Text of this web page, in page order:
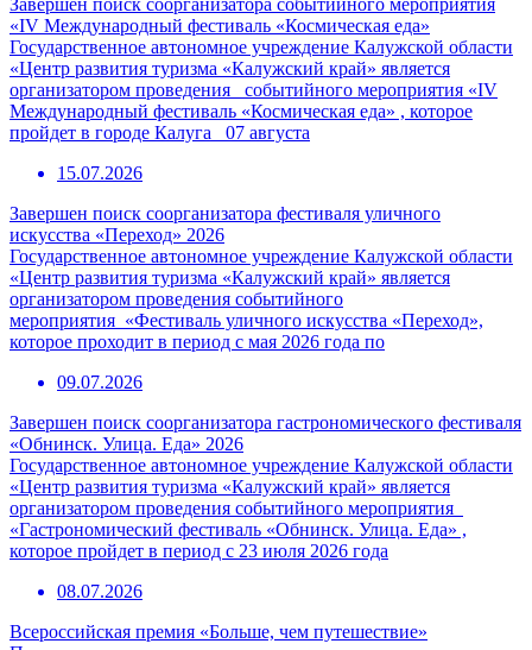
«IV Международный фестиваль «Космическая еда»
Государственное автономное учреждение Калужской области
«Центр развития туризма «Калужский край» является
организатором проведения событийного мероприятия «IV
Международный фестиваль «Космическая еда» , которое
пройдет в городе Калуга 07 августа
15.07.2026
Завершен поиск соорганизатора фестиваля уличного
искусства «Переход» 2026
Государственное автономное учреждение Калужской области
«Центр развития туризма «Калужский край» является
организатором проведения событийного
мероприятия «Фестиваль уличного искусства «Переход»,
которое проходит в период с мая 2026 года по
09.07.2026
Завершен поиск соорганизатора гастрономического фестиваля
«Обнинск. Улица. Еда» 2026
Государственное автономное учреждение Калужской области
«Центр развития туризма «Калужский край» является
организатором проведения событийного мероприятия
«Гастрономический фестиваль «Обнинск. Улица. Еда» ,
которое пройдет в период с 23 июля 2026 года
08.07.2026
Всероссийская премия «Больше, чем путешествие»